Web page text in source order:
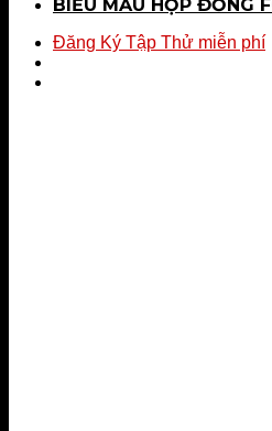
BIỂU MẪU HỢP ĐỒNG
Đăng Ký Tập Thử miễn phí